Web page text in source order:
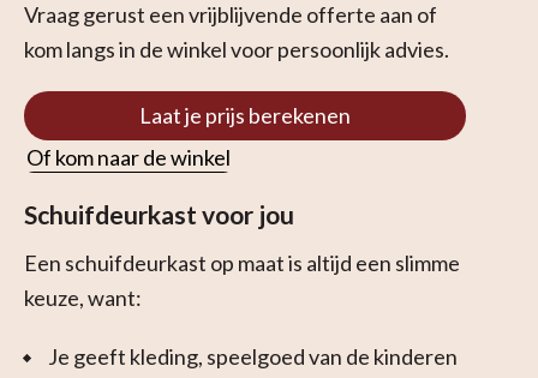
Vraag gerust een vrijblijvende offerte aan of
kom langs in de winkel voor persoonlijk advies.
Laat je prijs berekenen
Of kom naar de winkel
Schuifdeurkast voor jou
Een schuifdeurkast op maat is altijd een slimme
keuze, want:
Je geeft kleding, speelgoed van de kinderen